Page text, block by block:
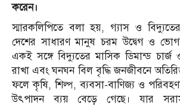
করেন।
স্মারকলিপিতে বলা হয়, গ্যাস ও বিদ্যুতের
দেশের সাধারণ মানুষ চরম উদ্বেগ ও
একই সঙ্গে বিদ্যুতের মাসিক ডিমান্ড চার্জ
রাখা এবং ঘনঘন বিল বৃদ্ধি জনজীবনে
ফলে কৃষি, শিল্প, ব্যবসা-বাণিজ্য ও
উৎপাদন ব্যয় বেড়ে গেছে। যার